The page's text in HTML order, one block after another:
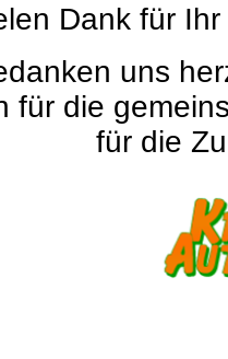
Dank für
uns
für die
für die